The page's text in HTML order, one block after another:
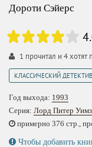
Дороти Сэйерс
1 прочитал и 4хотят
КЛАССИЧЕСКИЙ ДЕТЕКТИВ
Год выхода: 1993
Серия: Лорд Питер
примерно 376 стр.,
Чтобы добавить